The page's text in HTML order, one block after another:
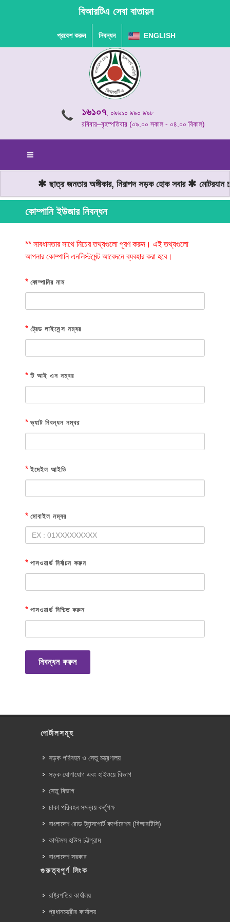
বিআরটিএ সেবা বাতায়ন
প্রবেশ করুন নিবন্ধন ENGLISH
১৬১০৭, ০৯৬১০ ৯৯০ ৯৯৮
রবিবার–বৃহস্পতিবার (০৯.০০ সকাল - ০৪.০০ বিকাল)
ছাত্র জনতার অঙ্গীকার, নিরাপদ সড়ক হোক সবার মোটরযান
কোম্পানি ইউজার নিবন্ধন
** সাবধানতার সাথে নিচের তথ্যগুলো পূরণ করুন। এই তথ্যগুলো
আপনার কোম্পানি এনলিস্টমেন্ট আবেদনে ব্যবহার করা হবে।
* কোম্পানির নাম
* ট্রেড লাইসেন্স নম্বর
* টি আই এন নম্বর
* ভ্যাট নিবন্ধন নম্বর
* ইমেইল আইডি
* মোবাইল নম্বর
* পাসওয়ার্ড নির্বাচন করুন
* পাসওয়ার্ড নিশ্চিত করুন
নিবন্ধন করুন
পোর্টালসমূহ
সড়ক পরিবহন ও সেতু মন্ত্রণালয়
সড়ক যোগাযোগ এবং হাইওয়ে বিভাগ
সেতু বিভাগ
ঢাকা পরিবহন সমন্বয় কর্তৃপক্ষ
বাংলাদেশ রোড ট্রান্সপোর্ট কর্পোরেশন (বিআরটিসি)
কাস্টমস হাউস চট্টগ্রাম
বাংলাদেশ সরকার
গুরুত্বপূর্ণ লিংক
রাষ্ট্রপতির কার্যালয়
প্রধানমন্ত্রীর কার্যালয়